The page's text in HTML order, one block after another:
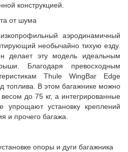
конструкцией.
от шума
аэродинамичный
необычайно тихую езду.
делает эту модель идеальным
Благодаря превосходным
Thule WingBar Edge
топлива. В этом багажнике можно
весом до 75 кг, а интегрированные
упрощают установку креплений
и прочего багажа.
опоры и дуги багажника